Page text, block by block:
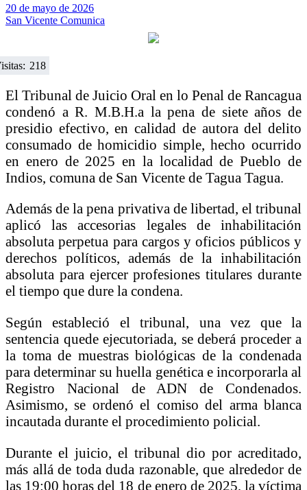
20 de mayo de 2026
San Vicente Comunica
218
El Tribunal de Juicio Oral en lo Penal de Rancagua
condenó a R. M.B.H.a la pena de siete años de
presidio efectivo, en calidad de autora del delito
consumado de homicidio simple, hecho ocurrido
en enero de 2025 en la localidad de Pueblo de
Indios, comuna de San Vicente de Tagua Tagua.
Además de la pena privativa de libertad, el tribunal
aplicó las accesorias legales de inhabilitación
absoluta perpetua para cargos y oficios públicos y
derechos políticos, además de la inhabilitación
absoluta para ejercer profesiones titulares durante
el tiempo que dure la condena.
Según estableció el tribunal, una vez que la
sentencia quede ejecutoriada, se deberá proceder a
la toma de muestras biológicas de la condenada
para determinar su huella genética e incorporarla al
Registro Nacional de ADN de Condenados.
Asimismo, se ordenó el comiso del arma blanca
incautada durante el procedimiento policial.
Durante el juicio, el tribunal dio por acreditado,
más allá de toda duda razonable, que alrededor de
las 19:00 horas del 18 de enero de 2025, la víctima